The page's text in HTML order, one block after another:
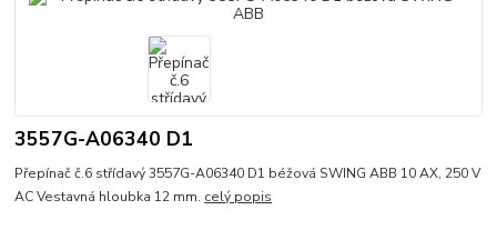
3557G-A06340 D1
Přepínač č.6 střídavý 3557G-A06340 D1 béžová SWING ABB 10 AX, 250 V
AC Vestavná hloubka 12 mm. celý popis